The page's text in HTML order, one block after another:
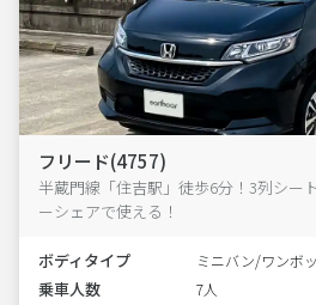
フリード(4757)
半蔵門線「住吉駅」徒歩6分！3列シー
ーシェアで使える！
ボディタイプ ミニバン/ワンボ
乗車人数 7人